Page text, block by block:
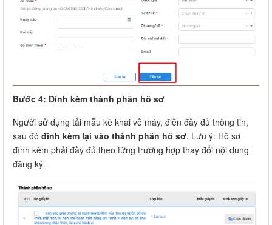
Bước 4: Đính kèm thành phần hồ sơ
Người sử dụng tải mẫu kê khai về máy, điền đầy đủ thông tin,
sau đó đính kèm lại vào thành phần hồ sơ. Lưu ý: Hồ sơ
đính kèm phải đầy đủ theo từng trường hợp thay đổi nội dung
đăng ký.